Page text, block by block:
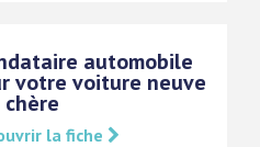
automobile
votre voiture neuve
chère
la fiche